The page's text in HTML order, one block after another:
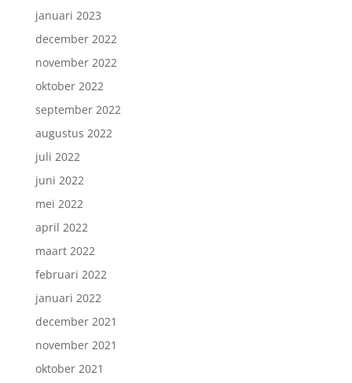
januari 2023
december 2022
november 2022
oktober 2022
september 2022
augustus 2022
juli 2022
juni 2022
mei 2022
april 2022
maart 2022
februari 2022
januari 2022
december 2021
november 2021
oktober 2021